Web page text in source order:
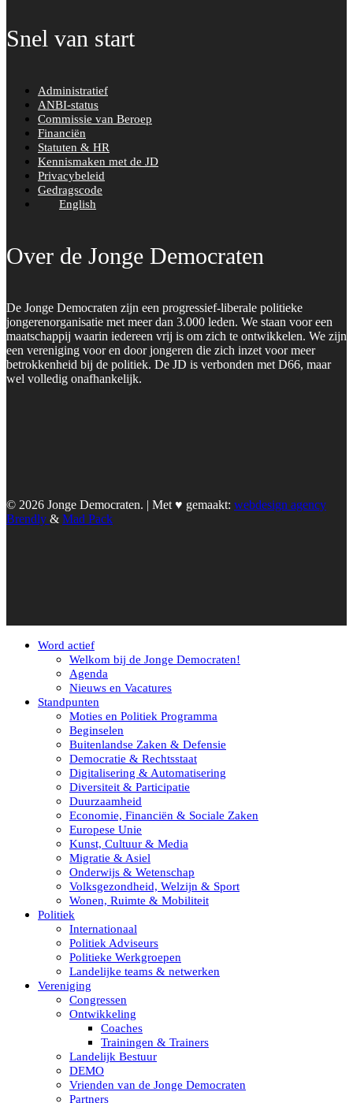
Snel van start
Administratief
ANBI-status
Commissie van Beroep
Financiën
Statuten & HR
Kennismaken met de JD
Privacybeleid
Gedragscode
English
Over de Jonge Democraten
De Jonge Democraten zijn een progressief-liberale politieke
jongerenorganisatie met meer dan 3.000 leden. We staan voor een
maatschappij waarin iedereen vrij is om zich te ontwikkelen. We zijn
een vereniging voor en door jongeren die zich inzet voor meer
betrokkenheid bij de politiek. De JD is verbonden met D66, maar
wel volledig onafhankelijk.
© 2026 Jonge Democraten. | Met ♥︎ gemaakt: webdesign agency
Brendly & Mad Pack
Word actief
Welkom bij de Jonge Democraten!
Agenda
Nieuws en Vacatures
Standpunten
Moties en Politiek Programma
Beginselen
Buitenlandse Zaken & Defensie
Democratie & Rechtsstaat
Digitalisering & Automatisering
Diversiteit & Participatie
Duurzaamheid
Economie, Financiën & Sociale Zaken
Europese Unie
Kunst, Cultuur & Media
Migratie & Asiel
Onderwijs & Wetenschap
Volksgezondheid, Welzijn & Sport
Wonen, Ruimte & Mobiliteit
Politiek
Internationaal
Politiek Adviseurs
Politieke Werkgroepen
Landelijke teams & netwerken
Vereniging
Congressen
Ontwikkeling
Coaches
Trainingen & Trainers
Landelijk Bestuur
DEMO
Vrienden van de Jonge Democraten
Partners